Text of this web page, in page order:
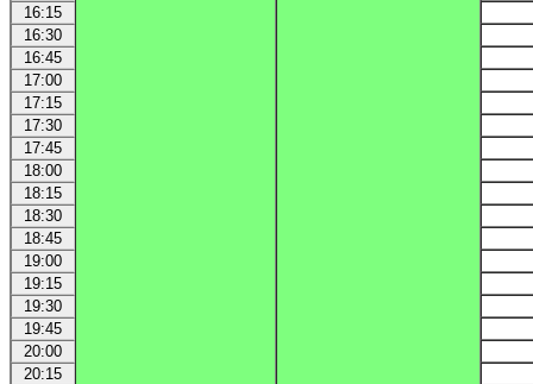
16:15
16:30
16:45
17:00
17:15
17:30
17:45
18:00
18:15
18:30
18:45
19:00
19:15
19:30
19:45
20:00
20:15